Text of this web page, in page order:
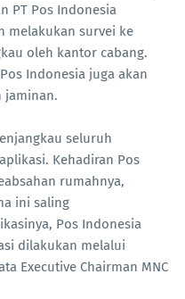
PT Pos Indonesia
melakukan survei ke
oleh kantor cabang.
Indonesia juga akan
jaminan.
seluruh
Kehadiran Pos
rumahnya,
ini saling
Pos Indonesia
dilakukan melalui
Executive Chairman MNC